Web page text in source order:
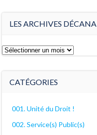
LES ARCHIVES
Les
CATÉGORIES
001. Unité du Droit !
002. Service(s) Public(s)